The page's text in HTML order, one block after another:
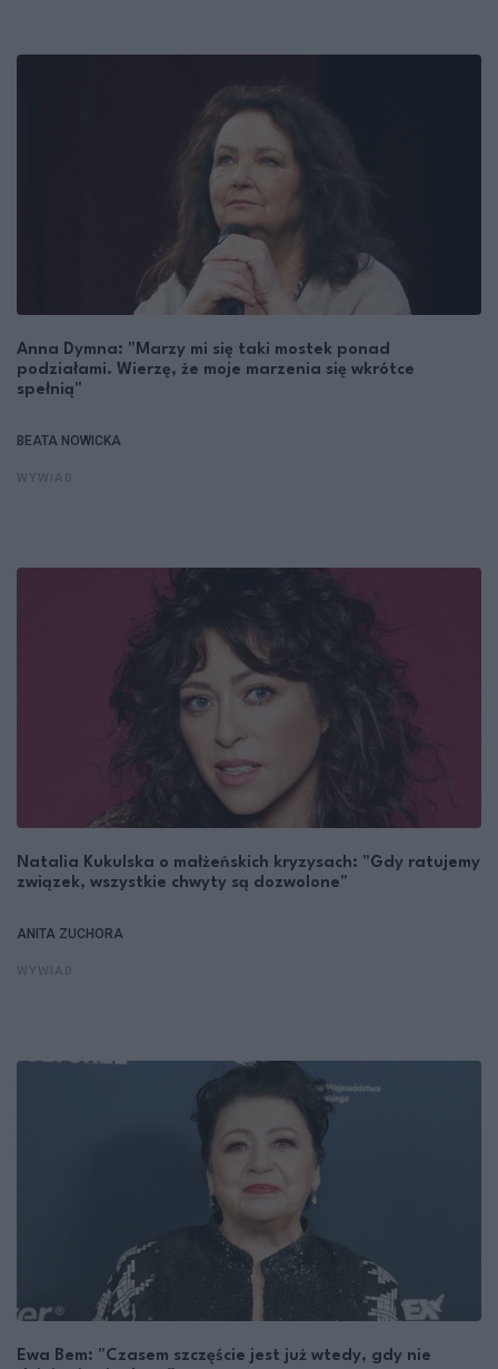
Anna Dymna: "Marzy mi się taki mostek ponad
podziałami. Wierzę, że moje marzenia się wkrótce
spełnią"
BEATA NOWICKA
Natalia Kukulska o małżeńskich kryzysach: "Gdy ratujemy
związek, wszystkie chwyty są dozwolone"
ANITA ZUCHORA
Ewa Bem: "Czasem szczęście jest już wtedy, gdy nie